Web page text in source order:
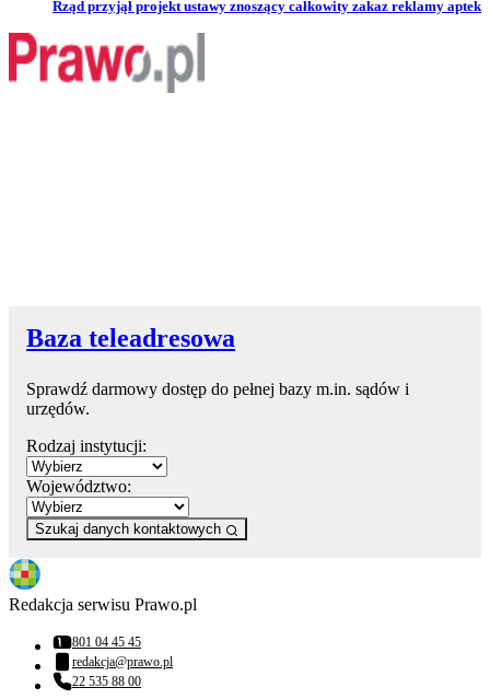
Przejdź do artykułu:
Rząd przyjął projekt ustawy znoszący całkowity zakaz reklamy aptek
Baza teleadresowa
Sprawdź darmowy dostęp do pełnej bazy m.in. sądów i
urzędów.
Rodzaj instytucji:
Województwo:
Szukaj danych kontaktowych
Redakcja serwisu Prawo.pl
Numer telefonu:
801 04 45 45
Adres email:
redakcja@prawo.pl
Numer telefonu:
22 535 88 00